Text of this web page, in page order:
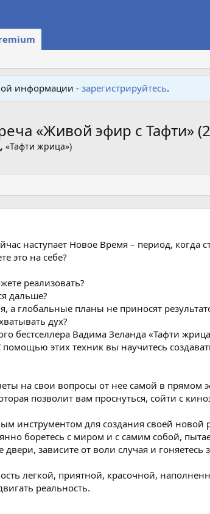
информации - зарегистрируйтесь.
«Живой эфир с Тафти»
«Тафти жрица»)
наступает Новое Время – период, когда
это на себе?
реализовать?
дальше?
глобальные планы не приносят
дух?
бестселлера Вадима Зеланда «Тафти
этих техник вы научитесь
на свои вопросы от нее самой в прямом
позволит вам проснуться, сойти с
инструментом для создания своей новой
боретесь с миром и с самим собой,
зависите от воли случая и
легкой, приятной, красочной,
реальность.